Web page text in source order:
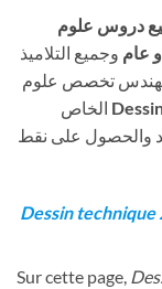
دروس علوم
عام وجميع التلاميذ
المهندس تخصص علوم
الخاص
والحصول على نقط
Dessin technique
Sur cette page,